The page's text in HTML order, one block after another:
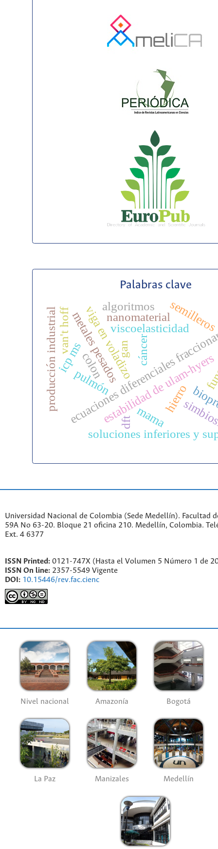
Palabras clave
ecuaciones diferenciales
viga en voladizo
soluciones inferiores y
estabilidad de ulam-hyers
viscoelasticidad
metales pesados
hierro
cáncer
mama
colon
pulmón
icp ms
producción industrial semilleros
gan
nanomaterial
dft
algoritmos
van't hoff
Universidad Nacional de Colombia (Sede Medellín). Facultad
59A No 63-20. Bloque 21 oficina 210. Medellín, Colombia.
Ext. 4 6377
ISSN Printed: 0121-747X (Hasta el Volumen 5 Número 1 de
ISSN On line: 2357-5549 Vigente
DOI: 10.15446/rev.fac.cienc
Nivel nacional Amazonía Bogotá
La Paz Manizales Medellín